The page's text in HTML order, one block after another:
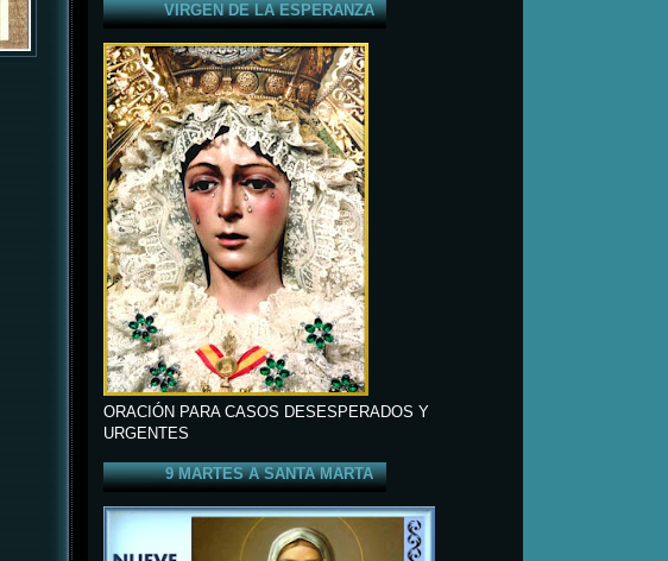
VIRGEN DE LA ESPERANZA
ORACIÓN PARA CASOS DESESPERADOS Y
URGENTES
9 MARTES A SANTA MARTA